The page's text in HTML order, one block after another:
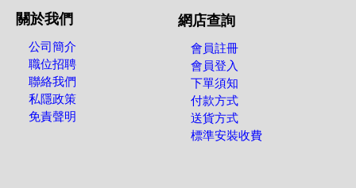
關於我們
公司簡介
職位招聘
聯絡我們
私隱政策
免責聲明
網店查詢
會員註冊
會員登入
下單須知
付款方式
送貨方式
標準安裝收費